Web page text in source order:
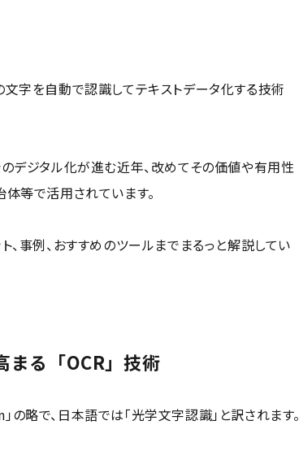
字を自動で認識してテキストデータ化する技術
デジタル化が進む近年、改めてその価値や有用性
等で活用されています。
事例、おすすめのツールまでまるっと解説してい
まる「OCR」技術
で、日本語では「光学文字認識」と訳されます。